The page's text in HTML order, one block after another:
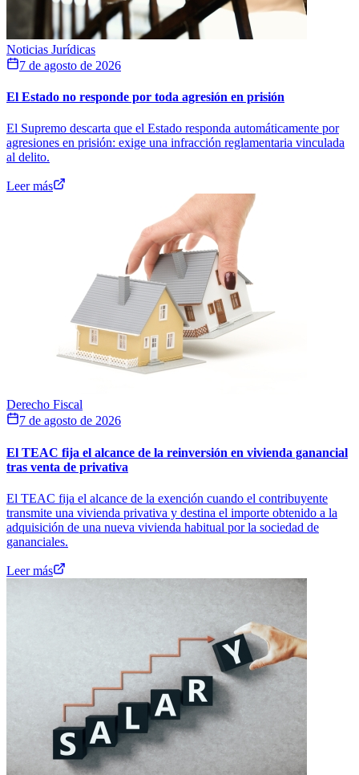
Noticias Jurídicas
7 de agosto de 2026
El Estado no responde por toda agresión en prisión
El Supremo descarta que el Estado responda automáticamente por
agresiones en prisión: exige una infracción reglamentaria vinculada
al delito.
Leer más
Derecho Fiscal
7 de agosto de 2026
El TEAC fija el alcance de la reinversión en vivienda ganancial
tras venta de privativa
El TEAC fija el alcance de la exención cuando el contribuyente
transmite una vivienda privativa y destina el importe obtenido a la
adquisición de una nueva vivienda habitual por la sociedad de
gananciales.
Leer más